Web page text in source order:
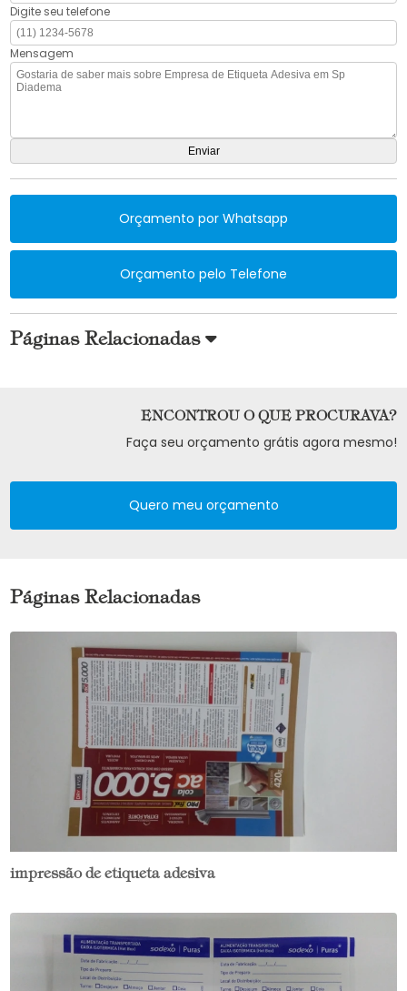
Digite seu telefone
Mensagem
Orçamento por Whatsapp
Orçamento pelo Telefone
Páginas Relacionadas
ENCONTROU O QUE PROCURAVA?
Faça seu orçamento grátis agora mesmo!
Quero meu orçamento
Páginas Relacionadas
impressão de etiqueta adesiva